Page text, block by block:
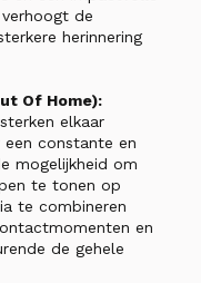
de
herinnering
Of Home):
elkaar
een constante en
mogelijkheid om
te tonen op
te combineren
en
de gehele